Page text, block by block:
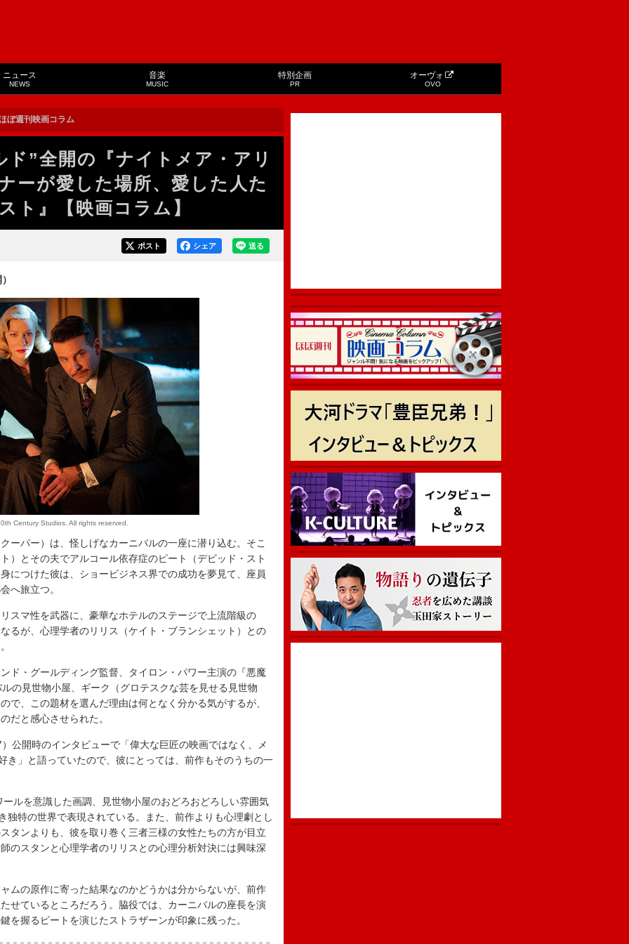
ニュース
NEWS
音楽
MUSIC
特別企画
PR
オーヴォ
OVO
ぼ週刊映画コラム
”全開の『ナイトメア・アリ
ーが愛した場所、愛した人た
ト』【映画コラム】
送る
シェア
ポスト
Century Studios. All rights reserved.
パー）は、怪しげなカーニバルの一座に潜り込む。そこ
）とその夫でアルコール依存症のピート（デビッド・スト
につけた彼は、ショービジネス界での成功を夢見て、座員
へ旅立つ。
マ性を武器に、豪華なホテルのステージで上流階級の
るが、心理学者のリリス（ケイト・ブランシェット）との
・グールディング監督、タイロン・パワー主演の『悪魔
の見世物小屋、ギーク（グロテスクな芸を見せる見世物
で、この題材を選んだ理由は何となく分かる気がするが、
だと感心させられた。
開時のインタビューで「偉大な巨匠の映画ではなく、メ
き」と語っていたので、彼にとっては、前作もそのうちの一
ルを意識した画調、見世物小屋のおどろおどろしい雰囲気
独特の世界で表現されている。また、前作よりも心理劇とし
タンよりも、彼を取り巻く三者三様の女性たちの方が目立
のスタンと心理学者のリリスとの心理分析対決には興味深
の原作に寄った結果なのかどうかは分からないが、前作
せているところだろう。脇役では、カーニバルの座長を演
を握るピートを演じたストラザーンが印象に残った。